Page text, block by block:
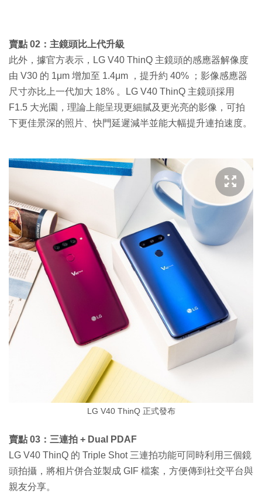
賣點 02：主鏡頭比上代升級
此外，據官方表示，LG V40 ThinQ 主鏡頭的感應器解像度
由 V30 的 1μm 增加至 1.4μm ，提升約 40% ；影像感應器
尺寸亦比上一代加大 18% 。LG V40 ThinQ 主鏡頭採用
F1.5 大光園，理論上能呈現更細膩及更光亮的影像，可拍
下更佳景深的照片、快門延遲減半並能大幅提升連拍速度。
LG V40 ThinQ 正式發布
賣點 03：三連拍 + Dual PDAF
LG V40 ThinQ 的 Triple Shot 三連拍功能可同時利用三個鏡
頭拍攝，將相片併合並製成 GIF 檔案，方便傳到社交平台與
親友分享。